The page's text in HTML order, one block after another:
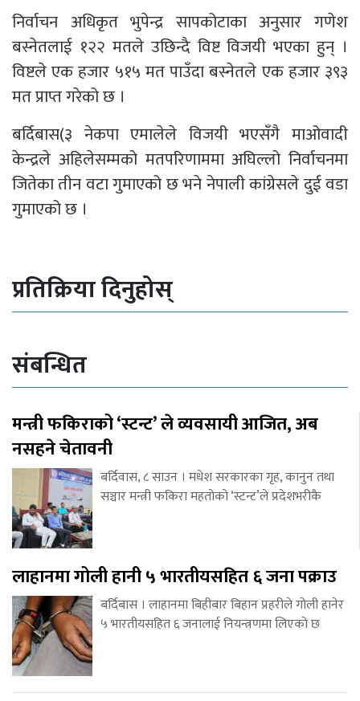
निर्वाचन अधिकृत भुपेन्द्र सापकोटाका अनुसार गणेश
बस्नेतलाई १२२ मतले उछिन्दै विष्ट विजयी भएका हुन् ।
विष्टले एक हजार ५१५ मत पाउँदा बस्नेतले एक हजार ३९३
मत प्राप्त गरेको छ ।
बर्दिबास(३ नेकपा एमालेले विजयी भएसँगै माओवादी
केन्द्रले अहिलेसम्मको मतपरिणाममा अघिल्लो निर्वाचनमा
जितेका तीन वटा गुमाएको छ भने नेपाली कांग्रेसले दुई वडा
गुमाएको छ ।
प्रतिक्रिया दिनुहोस्
संबन्धित
मन्त्री फकिराको ‘स्टन्ट’ ले व्यवसायी आजित, अब
नसहने चेतावनी
बर्दिवास, ८ साउन । मधेश सरकारका गृह, कानुन तथा
सञ्चार मन्त्री फकिरा महतोको ‘स्टन्ट’ले प्रदेशभरीकै
लाहानमा गोली हानी ५ भारतीयसहित ६ जना पक्राउ
बर्दिबास । लाहानमा बिहीबार बिहान प्रहरीले गोली हानेर
५ भारतीयसहित ६ जनालाई नियन्त्रणमा लिएको छ